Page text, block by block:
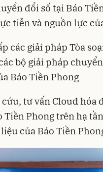
đổi số tại Báo
tiễn và nguồn lực
các giải pháp Tòa
bộ giải pháp
Báo Tiền Phong
tư vấn Cloud
Tiền Phong trên hạ
của Báo Tiền